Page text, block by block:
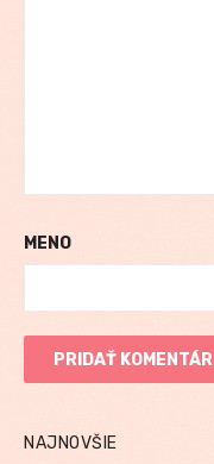
MENO
NAJNOVŠIE